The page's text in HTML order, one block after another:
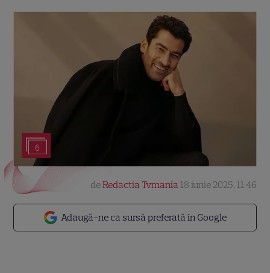
6
Adaugă-ne ca sursă preferată în Google
deRedactia Tvmania 18 iunie 2025, 11:46